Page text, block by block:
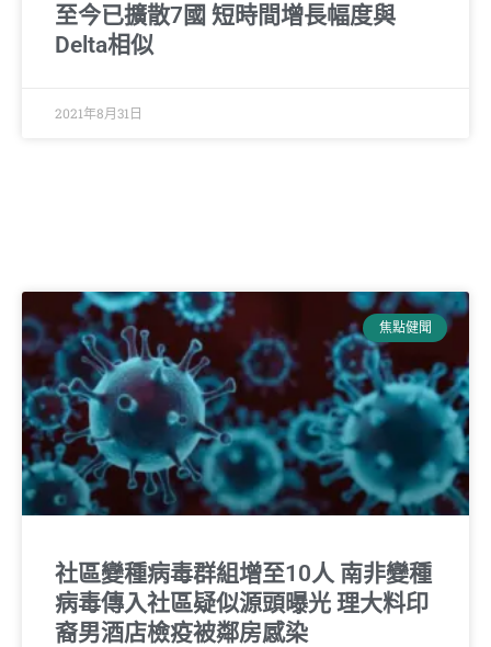
至今已擴散7國 短時間增長幅度與
Delta相似
2021年8月31日
焦點健聞
社區變種病毒群組增至10人 南非變種
病毒傳入社區疑似源頭曝光 理大料印
裔男酒店檢疫被鄰房感染